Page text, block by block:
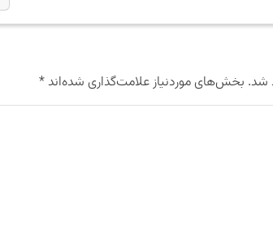
شد. بخش‌های موردنیاز علامت‌گذاری شده‌اند*